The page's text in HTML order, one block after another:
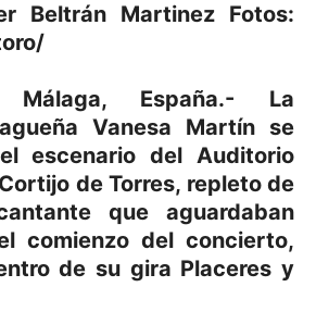
Beltrán Martinez Fotos:
Málaga, España.- La
Vanesa Martín se
escenario del Auditorio
de Torres, repleto de
que aguardaban
comienzo del concierto,
de su gira Placeres y